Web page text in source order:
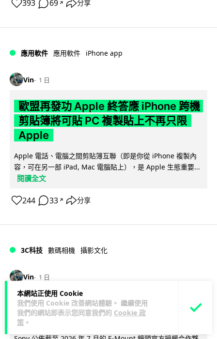
本網站正使用 Cookie
我們使用 Cookie 改善網站體驗。 繼續使用
我們的網站即表示您同意我們的 Cookie 政
策 。
393 69 ↗ 分享
應用軟件 應用軟件 iPhone app
Vin 1 日
歐盟再發功 Apple 終答應 iPhone 跨機
剪貼簿將可貼 PC 複製貼上不再只限
Apple
Apple 電話、電腦之間剪貼簿互聯（即是你從 iPhone 複製內
容，可在另一部 iPad, Mac 電腦貼上），是 Apple 生態重要...
閱讀全文
244 33 ↗ 分享
3C科技 數碼相機 攝影文化
Vin 1 日
Sony 授權鏡頭名單公佈 中國廠平價鏡
頭全數缺席 Nikon 已告唯卓仕侵權